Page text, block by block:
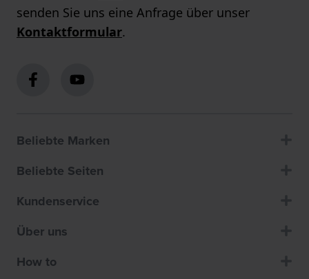
senden Sie uns eine Anfrage über unser
Kontaktformular.
Beliebte Marken
Beliebte Seiten
Kundenservice
Über uns
How to